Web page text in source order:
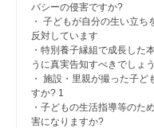
バシーの侵害ですか?
・ 子どもが自分の生い立
反対しています
・特別養子縁組で成長した
うに真実告知すべきでしょ
・ 施設・里親が撮った子
すか? 1
・子どもの生活指導等のた
害になりますか?